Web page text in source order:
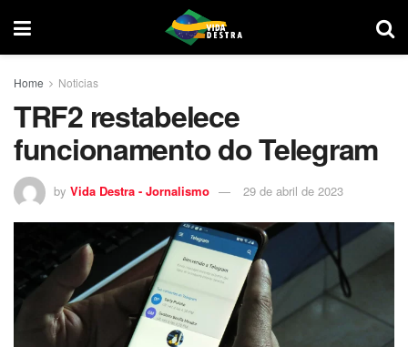
Home Noticias
TRF2 restabelece
funcionamento do Telegram
by Vida Destra - Jornalismo 29 de abril de 2023